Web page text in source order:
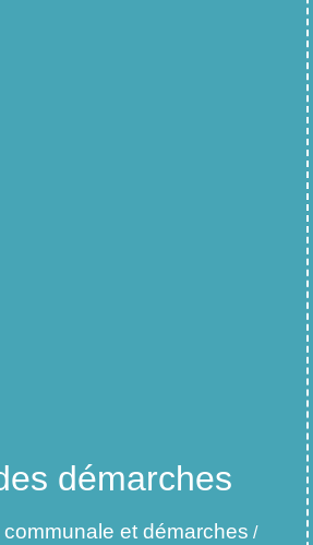
démarches
communale et démarches /